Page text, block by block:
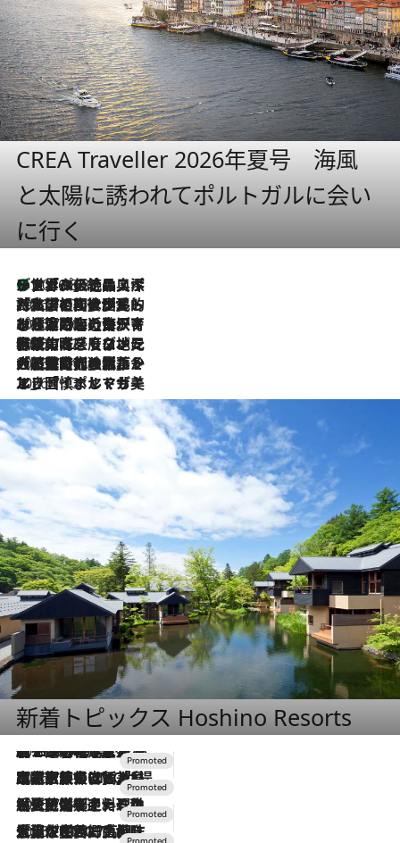
CREA Traveller 2026年夏号 海風
と太陽に誘われてポルトガルに会い
に行く
2026.8.8
リスボンの絶品スイーツ「パステル・デ・ナタ」とは？ポルトガル伝統の奥深い世界へ
2026.7.27
「私の祖国はポルトガル語です」国民的詩人フェルナンド・ペソアと、彼が愛した文学の街を歩く
2026.7.26
ポルトガル近海が育む極上の海の幸。キリリと冷えた白ワインと愉しむ、シーフード専門店の贅沢
2026.7.22
伝統の味をモダンに昇華。高感度な地元客が集う、リスボンの最旬ガストロノミー
2026.7.21
大航海時代の栄華から、震災、独裁、そして革命へ。ポルトガル・首都リスボンの石畳に刻まれた「歴史の光と影」
2026.7.13
エッセイ・ヤマザキマリ「慎ましくも美しき国 ポルトガル」
新着トピックス Hoshino Resorts
2026.8.7
【トンボの足水浴】ヒノキの香りに包まれて涼感マックス！約13℃の湧水かけ流しを避暑地「星野温泉 トンボの湯」で体験
2026.7.31
【ホテル帰省】という選択肢をOMOが提案。家族とほどよい距離を保つには「昼は実家、夜は気兼ねなくホテルで！」
2026.7.24
【夏限定ディナーコース】旬を迎える稚鮎や花ズッキーニなどをイタリア・トスカーナの郷土料理の手法で満喫！
2026.7.17
「土佐和ハーブかき氷」がOMO7高知に登場！生姜、山椒、大葉など目にも舌にも涼を呼ぶ郷土の味